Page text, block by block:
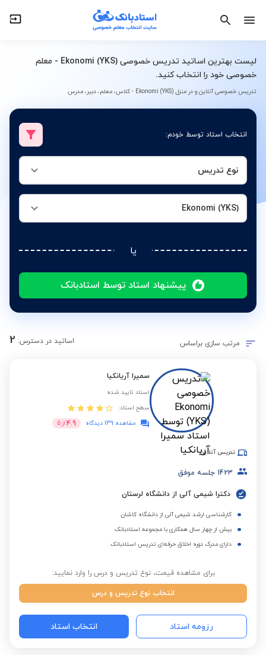
لیست بهترین اساتید تدریس خصوصی Ekonomi (YKS) - معلم
خصوصی خود را انتخاب کنید.
تدریس خصوصی آنلاین و در منزل Ekonomi (YKS) - کلاس، معلم، دبیر، مدرس
انتخاب استاد توسط خودم:
نوع تدریس
Ekonomi (YKS)
یا
پیشنهاد استاد توسط استادبانک
Ekonomi (YKS)
مرتب سازی براساس اساتید در دسترس: 2
سمیرا آریانکیا
استاد تایید شده
سطح استاد:
مشاهده 139 دیدگاه
4.9 از 5
تدریس آنلاین
1423 جلسه موفق
دکترا شیمی آلی از دانشگاه لرستان
کارشناسی ارشد شیمی آلی از دانشگاه کاشان
بیش از چهار سال همکاری با مجموعه استادبانک
دارای مدرک دوره اخلاق حرفه‌ای تدریس استادبانک
برای مشاهده قیمت، نوع تدریس و درس را وارد نمایید:
انتخاب نوع تدریس و درس
رزومه استاد انتخاب استاد